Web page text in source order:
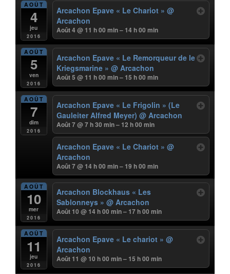
AOÛT
4
jeu
2016
Arcachon Epave « Le Chariot »@
Arcachon
Août 4 @ 11 h 00 min – 14 h 00 min
AOÛT
5
ven
2016
Arcachon Epave « Le Remorqueur de le
Kriegsmarine »@ Arcachon
Août 5 @ 11 h 00 min – 15 h 00 min
AOÛT
7
dim
2016
Arcachon Epave « Le Frigolin » (Le
Gauleiter Alfred Meyer)@ Arcachon
Août 7 @ 7 h 30 min – 12 h 00 min
Arcachon Epave « Le Chariot »@
Arcachon
Août 7 @ 14 h 00 min – 19 h 00 min
AOÛT
10
mer
2016
Arcachon Blockhaus « Les
Sablonneys »@ Arcachon
Août 10 @ 14 h 00 min – 17 h 00 min
AOÛT
11
jeu
2016
Arcachon Epave « Le chariot »@
Arcachon
Août 11 @ 10 h 00 min – 15 h 00 min